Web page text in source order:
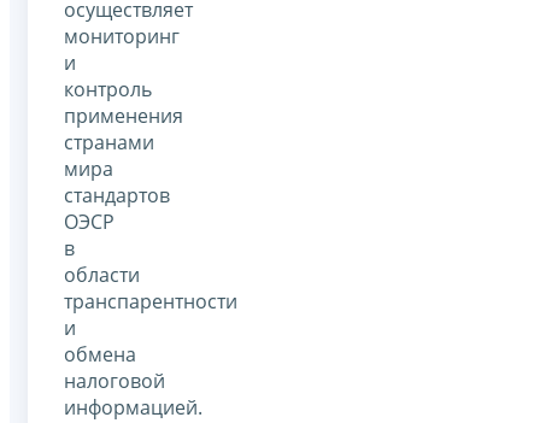
осуществляет
мониторинг
и
контроль
применения
странами
мира
стандартов
ОЭСР
в
области
транспарентности
и
обмена
налоговой
информацией.